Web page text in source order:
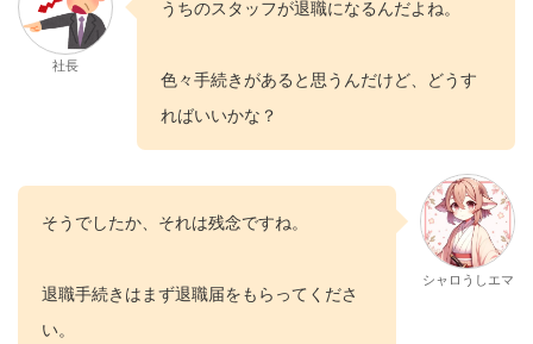
社長
うちのスタッフが退職になるんだよね。
色々手続きがあると思うんだけど、どうす
ればいいかな？
そうでしたか、それは残念ですね。
退職手続きはまず退職届をもらってくださ
い。
シャロうしエマ